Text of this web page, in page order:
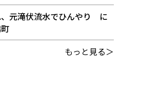
元滝伏流水でひんやり に
もっと見る＞